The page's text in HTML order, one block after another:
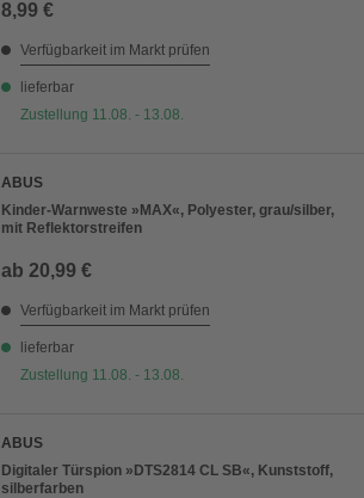
8,99 €
Verfügbarkeit im Markt prüfen
lieferbar
Zustellung 11.08. - 13.08.
ABUS
Kinder-Warnweste »MAX«, Polyester, grau/silber,
mit Reflektorstreifen
ab 20,99 €
Verfügbarkeit im Markt prüfen
lieferbar
Zustellung 11.08. - 13.08.
ABUS
Digitaler Türspion »DTS2814 CL SB«, Kunststoff,
silberfarben